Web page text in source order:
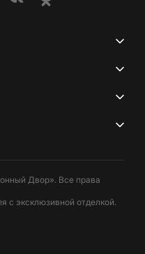
Двор». Все права
с эксклюзивной отделкой.